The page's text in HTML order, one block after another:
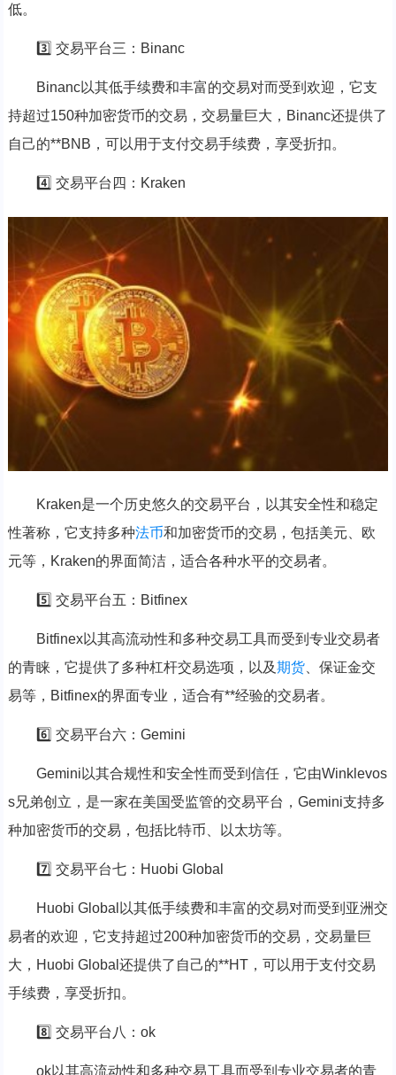
低。
3️⃣ 交易平台三：Binanc
Binanc以其低手续费和丰富的交易对而受到欢迎，它支
持超过150种加密货币的交易，交易量巨大，Binanc还提供了
自己的**BNB，可以用于支付交易手续费，享受折扣。
4️⃣ 交易平台四：Kraken
Kraken是一个历史悠久的交易平台，以其安全性和稳定
性著称，它支持多种法币和加密货币的交易，包括美元、欧
元等，Kraken的界面简洁，适合各种水平的交易者。
5️⃣ 交易平台五：Bitfinex
Bitfinex以其高流动性和多种交易工具而受到专业交易者
的青睐，它提供了多种杠杆交易选项，以及期货、保证金交
易等，Bitfinex的界面专业，适合有**经验的交易者。
6️⃣ 交易平台六：Gemini
Gemini以其合规性和安全性而受到信任，它由Winklevos
s兄弟创立，是一家在美国受监管的交易平台，Gemini支持多
种加密货币的交易，包括比特币、以太坊等。
7️⃣ 交易平台七：Huobi Global
Huobi Global以其低手续费和丰富的交易对而受到亚洲交
易者的欢迎，它支持超过200种加密货币的交易，交易量巨
大，Huobi Global还提供了自己的**HT，可以用于支付交易
手续费，享受折扣。
8️⃣ 交易平台八：ok
ok以其高流动性和多种交易工具而受到专业交易者的青